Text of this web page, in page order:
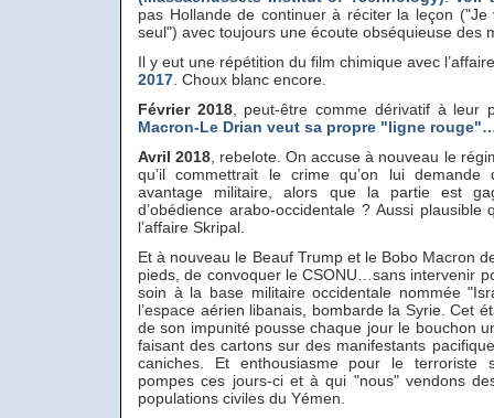
pas Hollande de continuer à réciter la leçon
seul") avec toujours une écoute obséquieuse des
Il y eut une répétition du film chimique avec
2017 . Choux blanc encore.
Février 2018, peut-être comme dérivatif à leur
Macron-Le Drian veut sa propre "ligne
Avril 2018 , rebelote. On accuse à nouveau le
qu’il commettrait le crime qu’on lui demande
avantage militaire, alors que la partie est
d’obédience arabo-occidentale ? Aussi
l’affaire Skripal.
Et à nouveau le Beauf Trump et le Bobo Macron
pieds, de convoquer le CSONU…sans intervenir
soin à la base militaire occidentale nommée
l’espace aérien libanais, bombarde la Syrie. Cet
de son impunité pousse chaque jour le bouchon
faisant des cartons sur des manifestants
caniches. Et enthousiasme pour le terroriste
pompes ces jours-ci et à qui "nous" vendons
populations civiles du Yémen.